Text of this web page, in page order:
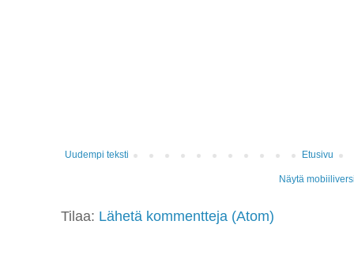
Uudempi teksti Etusivu
Näytä
Tilaa: Lähetä kommentteja (Atom)